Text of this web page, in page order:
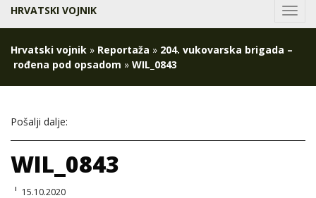
HRVATSKI VOJNIK
Hrvatski vojnik » Reportaža » 204. vukovarska brigada –
rođena pod opsadom » WIL_0843
Pošalji dalje:
WIL_0843
15.10.2020